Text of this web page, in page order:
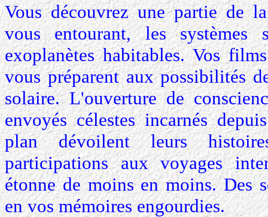
Vous découvrez une partie de
vous entourant, les systèmes
exoplanètes habitables. Vos
vous préparent aux possibilités
solaire. L'ouverture de
envoyés célestes incarnés
plan dévoilent leurs
participations aux voyages
étonne de moins en moins. Des
en vos mémoires engourdies.